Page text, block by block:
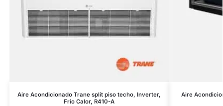
Aire Acondicionado Trane split piso techo, Inverter,
Frío Calor, R410-A
Aire